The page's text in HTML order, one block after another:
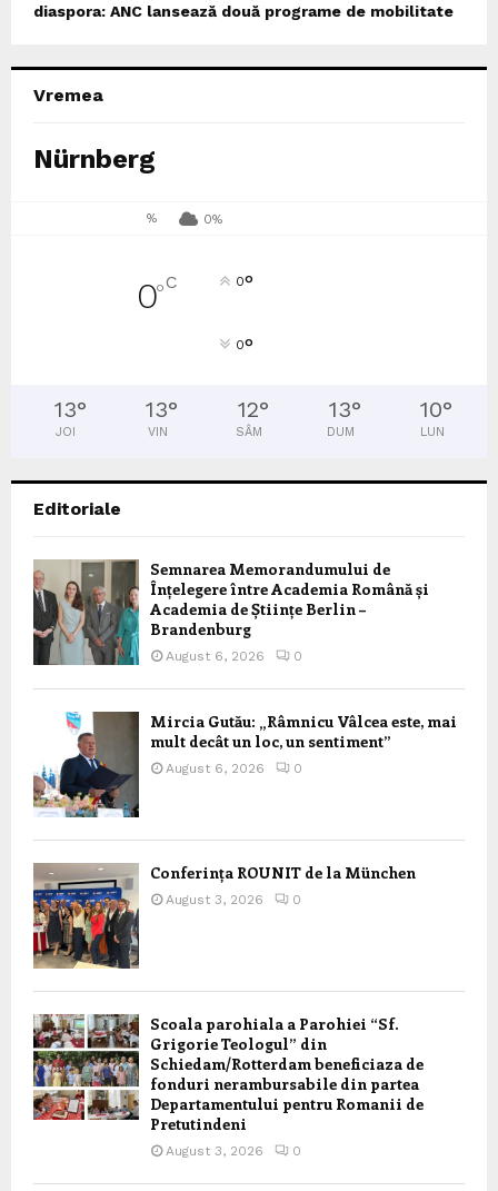
diaspora: ANC lansează două programe de mobilitate
Vremea
Nürnberg
% 0%
0°C 0°
0°
13°
JOI
13°
VIN
12°
SÂM
13°
DUM
10°
LUN
Editoriale
Semnarea Memorandumului de
Înțelegere între Academia Română și
Academia de Științe Berlin –
Brandenburg
August 6, 2026 0
Mircia Gutău: „Râmnicu Vâlcea este, mai
mult decât un loc, un sentiment”
August 6, 2026 0
Conferința ROUNIT de la München
August 3, 2026 0
Scoala parohiala a Parohiei “Sf.
Grigorie Teologul” din
Schiedam/Rotterdam beneficiaza de
fonduri nerambursabile din partea
Departamentului pentru Romanii de
Pretutindeni
August 3, 2026 0